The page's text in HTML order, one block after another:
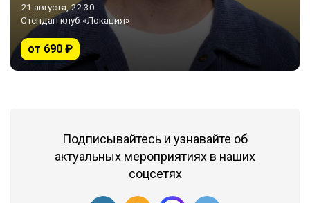
21 августа, 22:30
Стендап клуб «Локация»
от 690 ₽
Подписывайтесь и узнавайте об
актуальных мероприятиях в наших
соцсетях